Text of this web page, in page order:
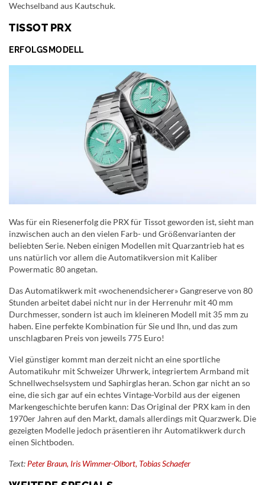
Wechselband aus Kautschuk.
TISSOT PRX
ERFOLGSMODELL
Was für ein Riesenerfolg die PRX für Tissot geworden ist, sieht man
inzwischen auch an den vielen Farb- und Größenvarianten der
beliebten Serie. Neben einigen Modellen mit Quarzantrieb hat es
uns natürlich vor allem die Automatikversion mit Kaliber
Powermatic 80 angetan.
Das Automatikwerk mit «wochenendsicherer» Gangreserve von 80
Stunden arbeitet dabei nicht nur in der Herrenuhr mit 40 mm
Durchmesser, sondern ist auch im kleineren Modell mit 35 mm zu
haben. Eine perfekte Kombination für Sie und Ihn, und das zum
unschlagbaren Preis von jeweils 775 Euro!
Viel günstiger kommt man derzeit nicht an eine sportliche
Automatikuhr mit Schweizer Uhrwerk, integriertem Armband mit
Schnellwechselsystem und Saphirglas heran. Schon gar nicht an so
eine, die sich gar auf ein echtes Vintage-Vorbild aus der eigenen
Markengeschichte berufen kann: Das Original der PRX kam in den
1970er Jahren auf den Markt, damals allerdings mit Quarzwerk. Die
gezeigten Modelle jedoch präsentieren ihr Automatikwerk durch
einen Sichtboden.
Text: Peter Braun, Iris Wimmer-Olbort, Tobias Schaefer